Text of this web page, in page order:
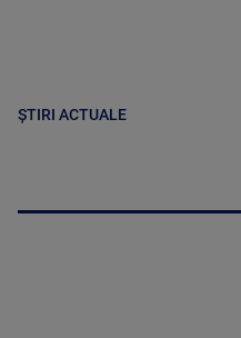
ȘTIRI ACTUALE